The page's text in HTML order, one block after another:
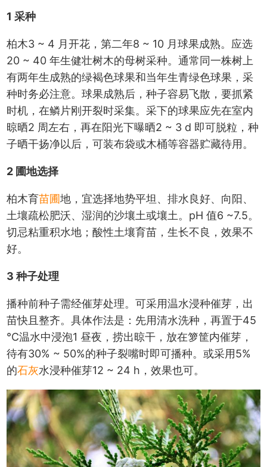
1 采种
柏木3 ~ 4 月开花，第二年8 ~ 10 月球果成熟。应选
20 ~ 40 年生健壮树木的母树采种。通常同一株树上
有两年生成熟的绿褐色球果和当年生青绿色球果，采
种时务必注意。球果成熟后，种子容易飞散，要抓紧
时机，在鳞片刚开裂时采集。采下的球果应先在室内
晾晒2 周左右，再在阳光下曝晒2 ~ 3 d 即可脱粒，种
子晒干扬净以后，可装布袋或木桶等容器贮藏待用。
2 圃地选择
柏木育苗圃地，宜选择地势平坦、排水良好、向阳、
土壤疏松肥沃、湿润的沙壤土或壤土。pH 值6 ~7.5。
切忌粘重积水地；酸性土壤育苗，生长不良，效果不
好。
3 种子处理
播种前种子需经催芽处理。可采用温水浸种催芽，出
苗快且整齐。具体作法是：先用清水洗种，再置于45
℃温水中浸泡1 昼夜，捞出晾干，放在箩筐内催芽，
待有30% ~ 50%的种子裂嘴时即可播种。或采用5%
的石灰水浸种催芽12 ~ 24 h，效果也可。